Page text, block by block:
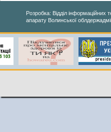
Розробка: Відділ інформаційних
апарату Волинської